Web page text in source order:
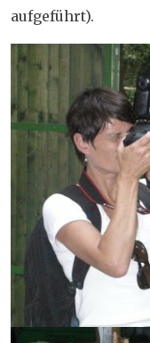
aufgeführt).